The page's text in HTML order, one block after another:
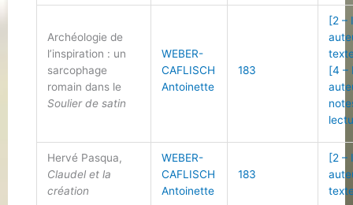
Archéologie de
l’inspiration : un
sarcophage
romain dans le
Soulier de satin
WEBER-
CAFLISCH
Antoinette
183
[2 –
[4 –
Hervé Pasqua,
Claudel et la
création
WEBER-
CAFLISCH
Antoinette
183
[2 –